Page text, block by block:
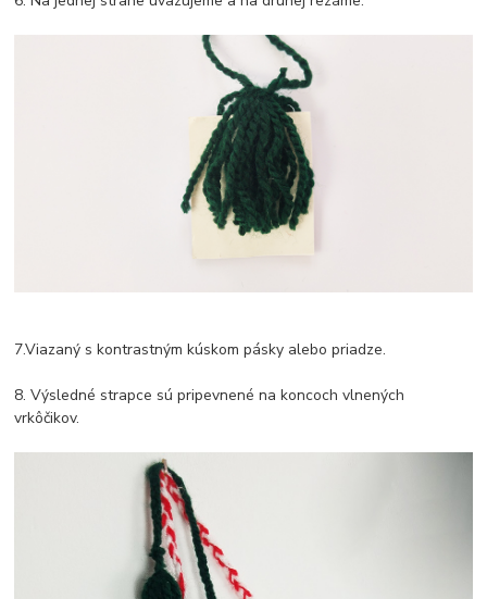
7.Viazaný s kontrastným kúskom pásky alebo priadze.
8. Výsledné strapce sú pripevnené na koncoch vlnených
vrkôčikov.